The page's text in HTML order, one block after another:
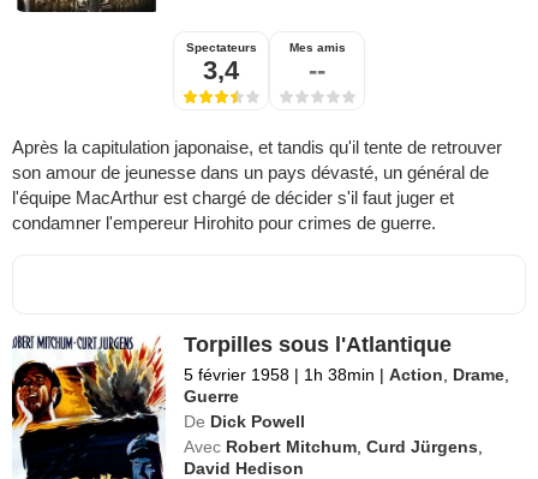
Spectateurs
3,4
Mes amis
--
Après la capitulation japonaise, et tandis qu'il tente de retrouver
son amour de jeunesse dans un pays dévasté, un général de
l'équipe MacArthur est chargé de décider s'il faut juger et
condamner l'empereur Hirohito pour crimes de guerre.
Torpilles sous l'Atlantique
5 février 1958 | 1h 38min | Action Drame
Guerre
De Dick Powell
Avec Robert Mitchum ,Curd Jürgens
David Hedison